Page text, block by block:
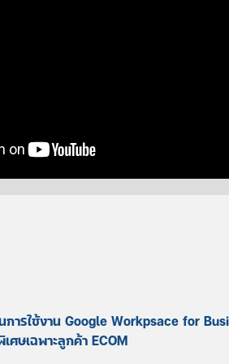
การใช้งาน Google Workpsace for
ศษเฉพาะลูกค้า ECOM